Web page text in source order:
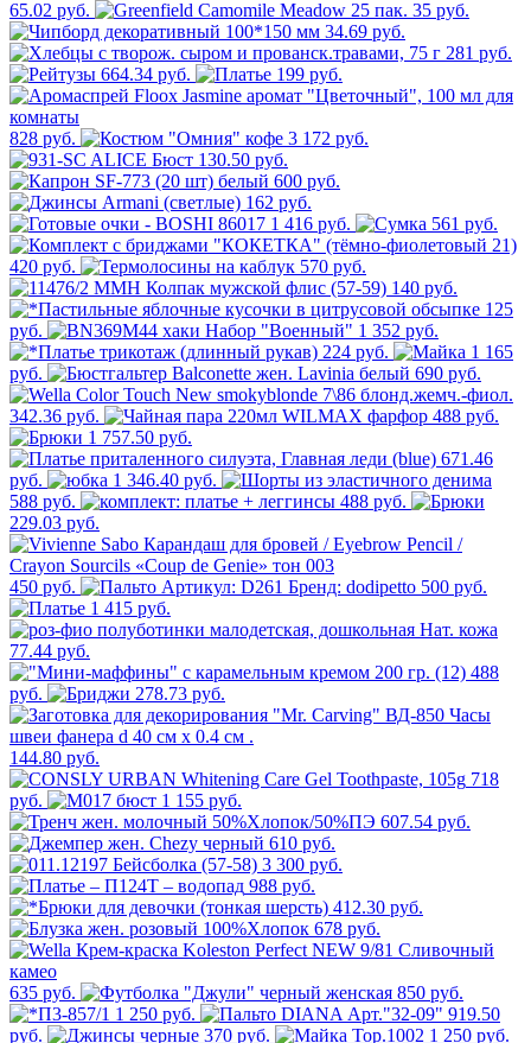
65.02 руб.
35 руб.
34.69 руб.
281 руб.
664.34 руб.
199 руб.
828 руб.
3 172 руб.
130.50 руб.
600 руб.
162 руб.
1 416 руб.
561 руб.
420 руб.
570 руб.
140 руб.
125
руб.
1 352 руб.
224 руб.
1 165
руб.
690 руб.
342.36 руб.
488 руб.
1 757.50 руб.
671.46
руб.
1 346.40 руб.
588 руб.
488 руб.
229.03 руб.
450 руб.
500 руб.
1 415 руб.
77.44 руб.
488
руб.
278.73 руб.
144.80 руб.
718
руб.
1 155 руб.
607.54 руб.
610 руб.
3 300 руб.
988 руб.
412.30 руб.
678 руб.
635 руб.
850 руб.
1 250 руб.
919.50
руб.
370 руб.
1 250 руб.